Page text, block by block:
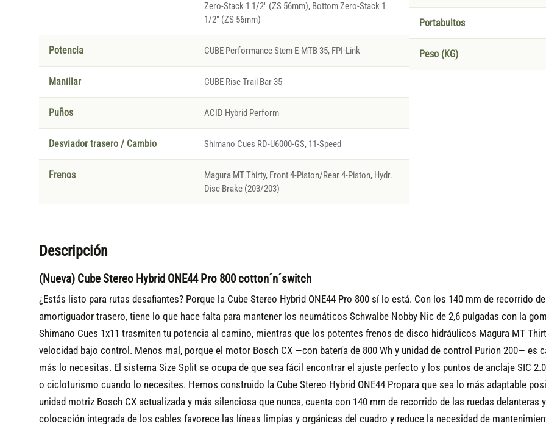
Zero-Stack 1 1/2" (ZS 56mm), Bottom Zero-Stack 1
1/2" (ZS 56mm)
Potencia CUBE Performance Stem E-MTB 35, FPI-Link
Manillar CUBE Rise Trail Bar 35
Puños ACID Hybrid Perform
Desviador trasero / Cambio Shimano Cues RD-U6000-GS, 11-Speed
Frenos
Magura MT Thirty, Front 4-Piston/Rear 4-Piston, Hydr.
Disc Brake (203/203)
Portabultos
Peso (KG)
Descripción
(Nueva) Cube Stereo Hybrid ONE44 Pro 800 cotton´n´switch
¿Estás listo para rutas desafiantes? Porque la Cube Stereo Hybrid ONE44 Pro 800 sí lo está. Con los 140 mm de recorrido
amortiguador trasero, tiene lo que hace falta para mantener los neumáticos Schwalbe Nobby Nic de 2,6 pulgadas con la
Shimano Cues 1x11 trasmiten tu potencia al camino, mientras que los potentes frenos de disco hidráulicos Magura MT
velocidad bajo control. Menos mal, porque el motor Bosch CX —con batería de 800 Wh y unidad de control Purion 200— es
más lo necesitas. El sistema Size Split se ocupa de que sea fácil encontrar el ajuste perfecto y los puntos de anclaje SIC
o cicloturismo cuando lo necesites. Hemos construido la Cube Stereo Hybrid ONE44 Propara que sea lo más adaptable
unidad motriz Bosch CX actualizada y más silenciosa que nunca, cuenta con 140 mm de recorrido de las ruedas delanteras
colocación integrada de los cables favorece las líneas limpias y orgánicas del cuadro y reduce la necesidad de